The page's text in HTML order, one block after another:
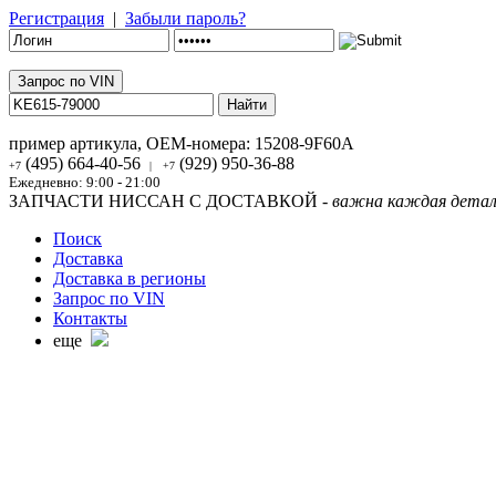
Регистрация | Забыли пароль?
Запрос по VIN
пример артикула, OEM-номера: 15208-9F60A
+7 (495) 664-40-56 | +7 (929) 950-36-88
Ежедневно: 9:00 - 21:00
ЗАПЧАСТИ НИССАН С ДОСТАВКОЙ - важна каждая
Поиск
Доставка
Доставка в регионы
Запрос по VIN
Контакты
еще